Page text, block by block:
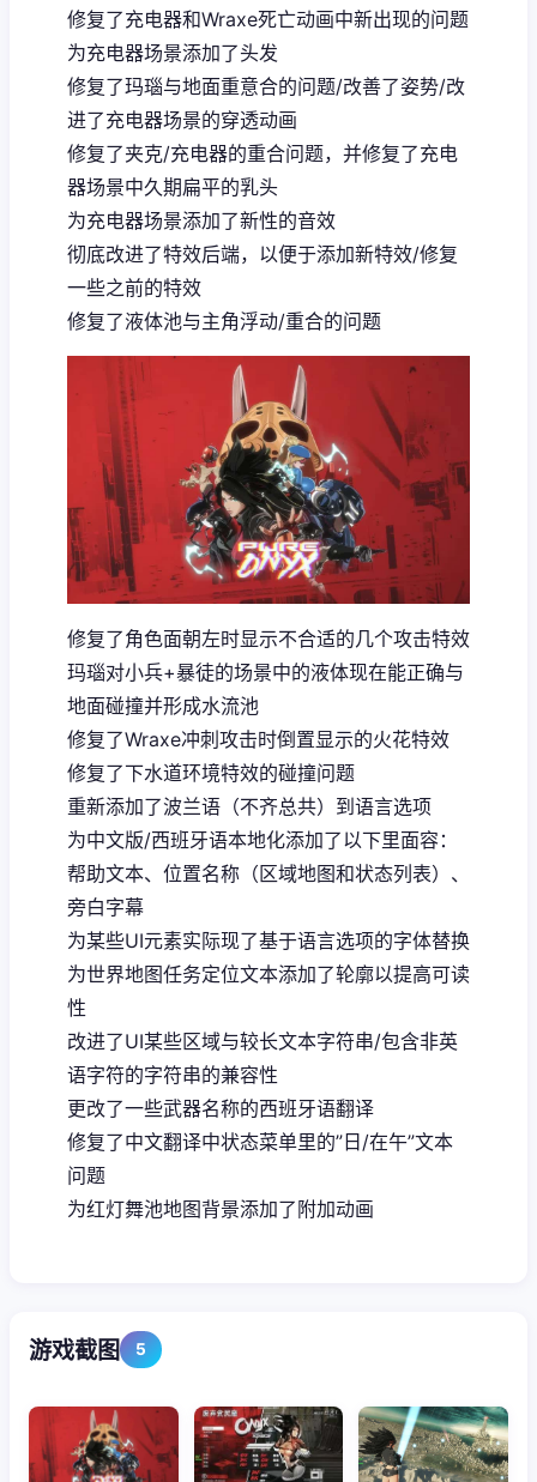
修复了充电器和Wraxe死亡动画中新出现的问题
为充电器场景添加了头发
修复了玛瑙与地面重意合的问题/改善了姿势/改
进了充电器场景的穿透动画
修复了夹克/充电器的重合问题，并修复了充电
器场景中久期扁平的乳头
为充电器场景添加了新性的音效
彻底改进了特效后端，以便于添加新特效/修复
一些之前的特效
修复了液体池与主角浮动/重合的问题
修复了角色面朝左时显示不合适的几个攻击特效
玛瑙对小兵+暴徒的场景中的液体现在能正确与
地面碰撞并形成水流池
修复了Wraxe冲刺攻击时倒置显示的火花特效
修复了下水道环境特效的碰撞问题
重新添加了波兰语（不齐总共）到语言选项
为中文版/西班牙语本地化添加了以下里面容：
帮助文本、位置名称（区域地图和状态列表）、
旁白字幕
为某些UI元素实际现了基于语言选项的字体替换
为世界地图任务定位文本添加了轮廓以提高可读
性
改进了UI某些区域与较长文本字符串/包含非英
语字符的字符串的兼容性
更改了一些武器名称的西班牙语翻译
修复了中文翻译中状态菜单里的”日/在午”文本
问题
为红灯舞池地图背景添加了附加动画
游戏截图 5